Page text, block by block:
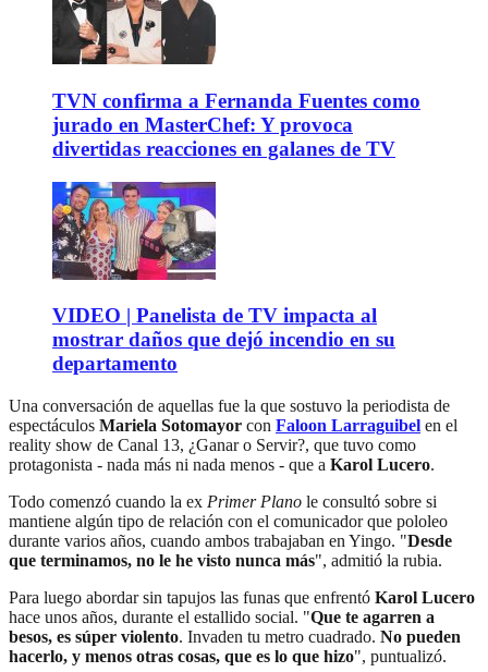
TVN confirma a Fernanda Fuentes como
jurado en MasterChef: Y provoca
divertidas reacciones en galanes de TV
VIDEO | Panelista de TV impacta al
mostrar daños que dejó incendio en su
departamento
Una conversación de aquellas fue la que sostuvo la periodista de
espectáculos Mariela Sotomayor con Faloon Larraguibel en el
reality show de Canal 13, ¿Ganar o Servir?, que tuvo como
protagonista - nada más ni nada menos - que a Karol Lucero.
Todo comenzó cuando la ex Primer Plano le consultó sobre si
mantiene algún tipo de relación con el comunicador que pololeo
durante varios años, cuando ambos trabajaban en Yingo. "Desde
que terminamos, no le he visto nunca más", admitió la rubia.
Para luego abordar sin tapujos las funas que enfrentó Karol Lucero
hace unos años, durante el estallido social. "Que te agarren a
besos, es súper violento. Invaden tu metro cuadrado. No pueden
hacerlo, y menos otras cosas, que es lo que hizo", puntualizó.